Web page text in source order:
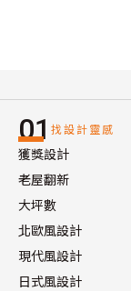
01 找設計靈感
獲獎設計
老屋翻新
大坪數
北歐風設計
現代風設計
日式風設計